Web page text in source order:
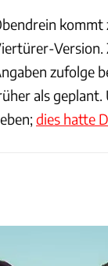
kommt
Version.
zufolge
als
dies hatte